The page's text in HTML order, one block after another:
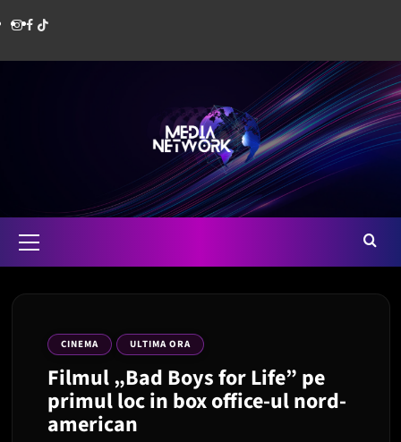
toInstagram
Facebook
Media
Menu
CINEMA ULTIMA ORA
Filmul „Bad Boys for Life” pe
primul loc in box office-ul nord-
american